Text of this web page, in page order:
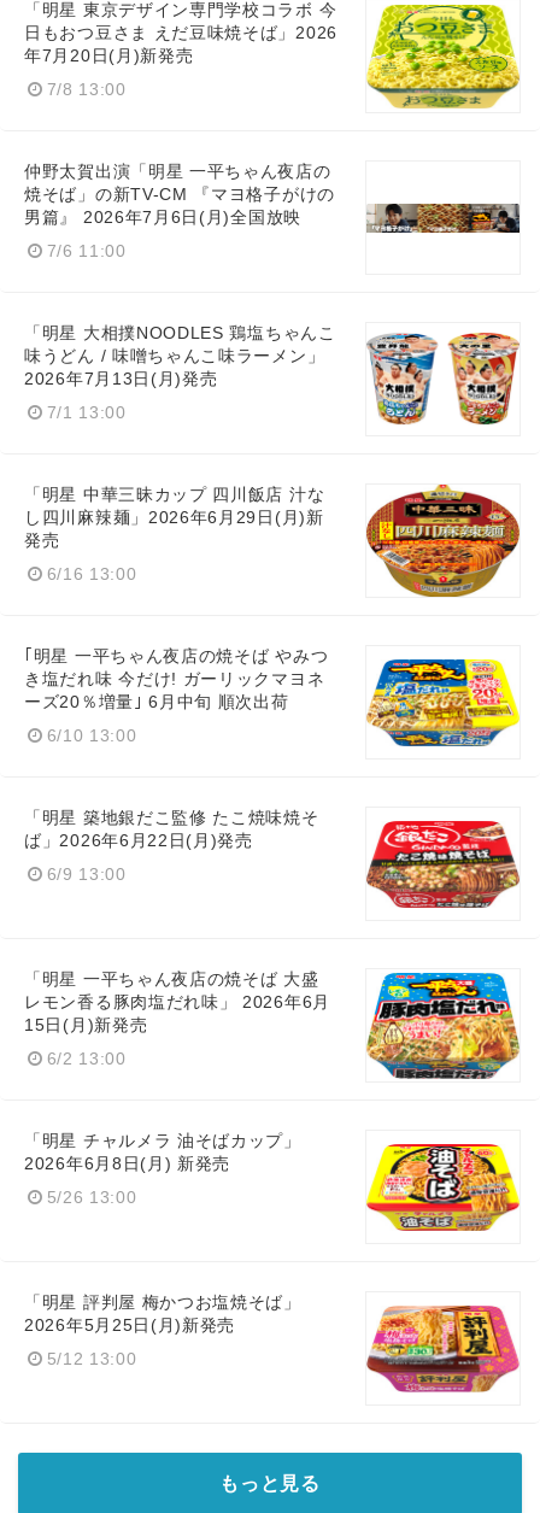
「明星 東京デザイン専門学校コラボ 今
日もおつ豆さま えだ豆味焼そば」2026
年7月20日(月)新発売
7/8 13:00
仲野太賀出演「明星 一平ちゃん夜店の
焼そば」の新TV-CM 『マヨ格子がけの
男篇』 2026年7月6日(月)全国放映
7/6 11:00
「明星 大相撲NOODLES 鶏塩ちゃんこ
味うどん / 味噌ちゃんこ味ラーメン」
2026年7月13日(月)発売
7/1 13:00
「明星 中華三昧カップ 四川飯店 汁な
し四川麻辣麺」2026年6月29日(月)新
発売
6/16 13:00
｢明星 一平ちゃん夜店の焼そば やみつ
き塩だれ味 今だけ! ガーリックマヨネ
ーズ20％増量｣ 6月中旬 順次出荷
6/10 13:00
「明星 築地銀だこ監修 たこ焼味焼そ
ば」2026年6月22日(月)発売
6/9 13:00
「明星 一平ちゃん夜店の焼そば 大盛
レモン香る豚肉塩だれ味」 2026年6月
15日(月)新発売
6/2 13:00
「明星 チャルメラ 油そばカップ​」
2026年6月8日(月) 新発売
5/26 13:00
「明星 評判屋 梅かつお塩焼そば​」
2026年5月25日(月)新発売
5/12 13:00
もっと見る